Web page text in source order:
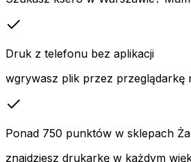
Druk z telefonu bez aplikacji
wgrywasz plik przez przeglądarkę
Ponad 750 punktów w sklepach
znajdziesz drukarkę w każdym